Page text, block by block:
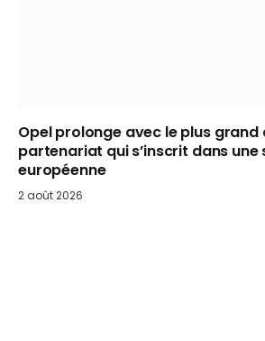
Opel prolonge avec le plus grand
partenariat qui s’inscrit dans
européenne
2 août 2026